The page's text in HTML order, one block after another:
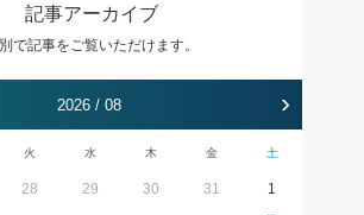
記事アーカイブ
で記事をご覧いただけます。
2026 / 08 ›
火 水 木 金 土
28 29 30 31 1